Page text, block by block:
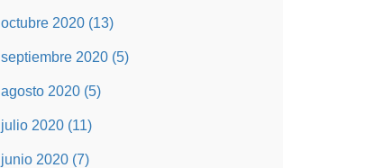
octubre 2020 (13)
septiembre 2020 (5)
agosto 2020 (5)
julio 2020 (11)
junio 2020 (7)